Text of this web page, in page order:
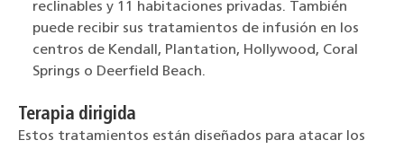
reclinables y 11 habitaciones privadas. También
puede recibir sus tratamientos de infusión en los
centros de Kendall, Plantation, Hollywood, Coral
Springs o Deerfield Beach.
Terapia dirigida
Estos tratamientos están diseñados para atacar los